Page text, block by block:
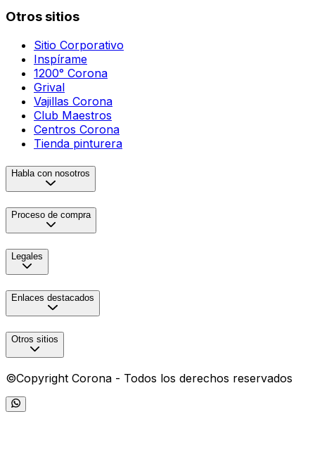
Otros sitios
Sitio Corporativo
Inspírame
1200° Corona
Grival
Vajillas Corona
Club Maestros
Centros Corona
Tienda pinturera
Habla con nosotros
Proceso de compra
Legales
Enlaces destacados
Otros sitios
©Copyright Corona - Todos los derechos reservados